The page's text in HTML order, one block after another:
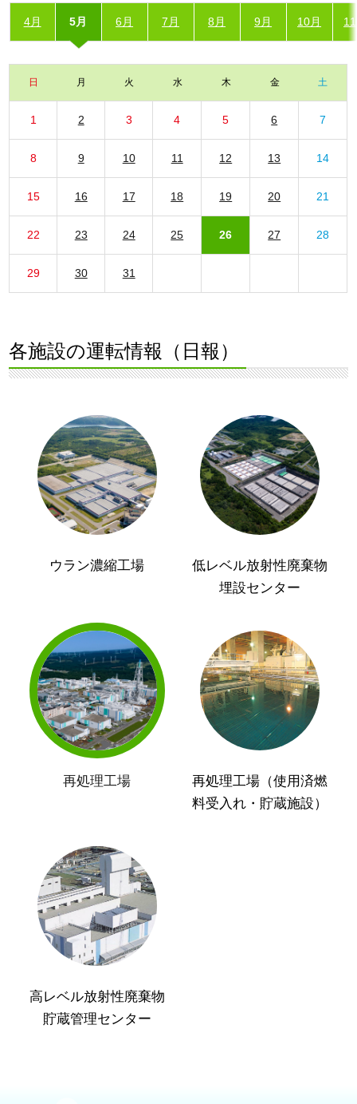
4月 5月 6月 7月 8月 9月 10月
日 月 火 水 木 金 土
1 2 3 4 5 6 7
8 9 10 11 12 13 14
15 16 17 18 19 20 21
22 23 24 25 26 27 28
29 30 31
各施設の運転情報（日報）
ウラン濃縮工場
低レベル放射性廃棄物
埋設センター
再処理工場
再処理工場（使用済燃
料受入れ・貯蔵施設）
高レベル放射性廃棄物
貯蔵管理センター